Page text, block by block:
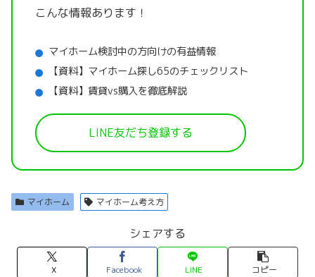
こんな情報あります！
マイホーム検討中の方向けの有益情報
【資料】マイホーム探し65のチェックリスト
【資料】賃貸vs購入を徹底解説
LINE友だち登録する
マイホーム マイホーム考え方
シェアする
X Facebook LINE コピー